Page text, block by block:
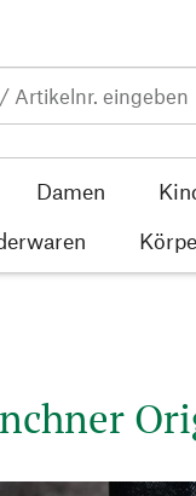
Damen